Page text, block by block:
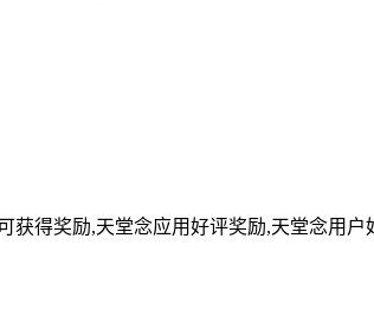
获得奖励,天堂念应用好评奖励,天堂念用